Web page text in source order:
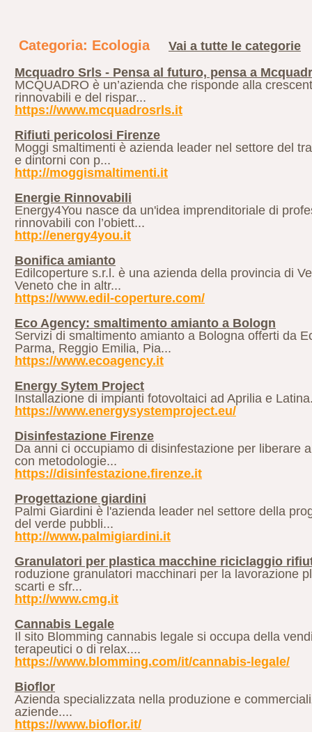
Categoria: Ecologia
Vai a tutte le categorie
Mcquadro Srls - Pensa al futuro, pensa a
MCQUADRO è un’azienda che risponde alla
rinnovabili e del rispar...
https://www.mcquadrosrls.it
Rifiuti pericolosi Firenze
Moggi smaltimenti è azienda leader nel settore del
e dintorni con p...
http://moggismaltimenti.it
Energie Rinnovabili
Energy4You nasce da un'idea imprenditoriale di
rinnovabili con l’obiett...
http://energy4you.it
Bonifica amianto
Edilcoperture s.r.l. è una azienda della provincia di
Veneto che in altr...
https://www.edil-coperture.com/
Eco Agency: smaltimento amianto a Bologn
Servizi di smaltimento amianto a Bologna offerti da
Parma, Reggio Emilia, Pia...
https://www.ecoagency.it
Energy Sytem Project
Installazione di impianti fotovoltaici ad Aprilia e
https://www.energysystemproject.eu/
Disinfestazione Firenze
Da anni ci occupiamo di disinfestazione per liberare
con metodologie...
https://disinfestazione.firenze.it
Progettazione giardini
Palmi Giardini è l'azienda leader nel settore della
del verde pubbli...
http://www.palmigiardini.it
Granulatori per plastica macchine riciclaggio
roduzione granulatori macchinari per la lavorazione
scarti e sfr...
http://www.cmg.it
Cannabis Legale
Il sito Blomming cannabis legale si occupa della
terapeutici o di relax....
https://www.blomming.com/it/cannabis-legale/
Bioflor
Azienda specializzata nella produzione e
aziende....
https://www.bioflor.it/